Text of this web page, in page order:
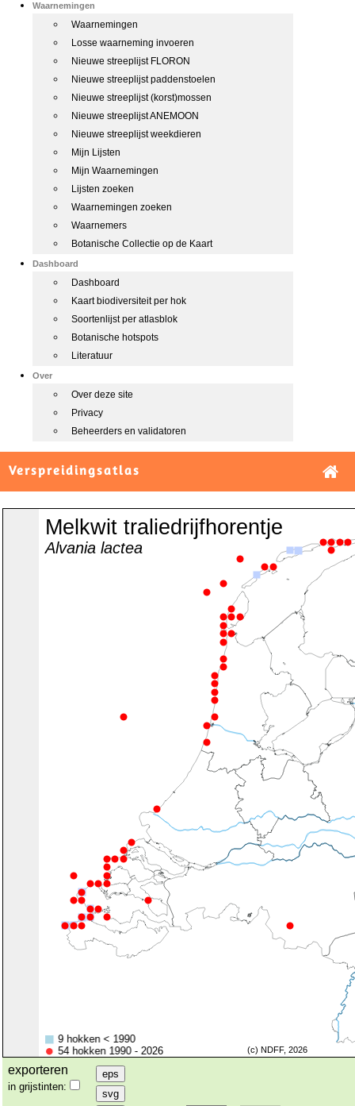
Waarnemingen
Waarnemingen
Losse waarneming invoeren
Nieuwe streeplijst FLORON
Nieuwe streeplijst paddenstoelen
Nieuwe streeplijst (korst)mossen
Nieuwe streeplijst ANEMOON
Nieuwe streeplijst weekdieren
Mijn Lijsten
Mijn Waarnemingen
Lijsten zoeken
Waarnemingen zoeken
Waarnemers
Botanische Collectie op de Kaart
Dashboard
Dashboard
Kaart biodiversiteit per hok
Soortenlijst per atlasblok
Botanische hotspots
Literatuur
Over
Over deze site
Privacy
Beheerders en validatoren
Verspreidingsatlas